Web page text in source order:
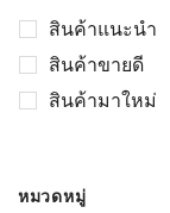
สินค้าแนะนำ
สินค้าขายดี
สินค้ามาใหม่
หมวดหมู่